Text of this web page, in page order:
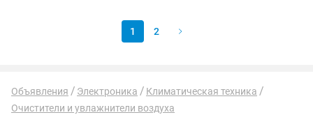
1 2
Объявления Электроника
Климатическая техника
Очистители и увлажнители воздуха